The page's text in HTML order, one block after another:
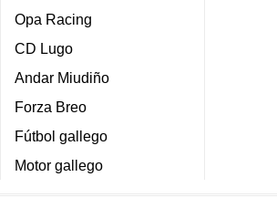
Opa Racing
CD Lugo
Andar Miudiño
Forza Breo
Fútbol gallego
Motor gallego